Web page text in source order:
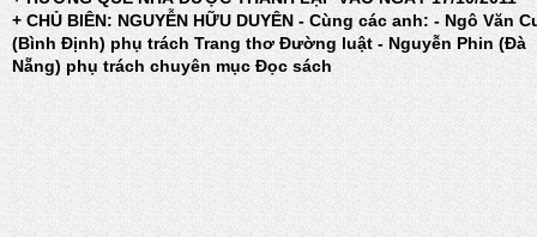
+ CHỦ BIÊN: NGUYỄN HỮU DUYÊN - Cùng các anh: - Ngô Văn
(Bình Định) phụ trách Trang thơ Đường luật - Nguyễn Phin (Đà
Nẵng) phụ trách chuyên mục Đọc sách